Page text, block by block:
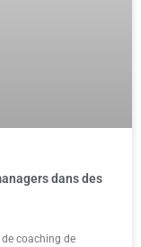
dans des
coaching de